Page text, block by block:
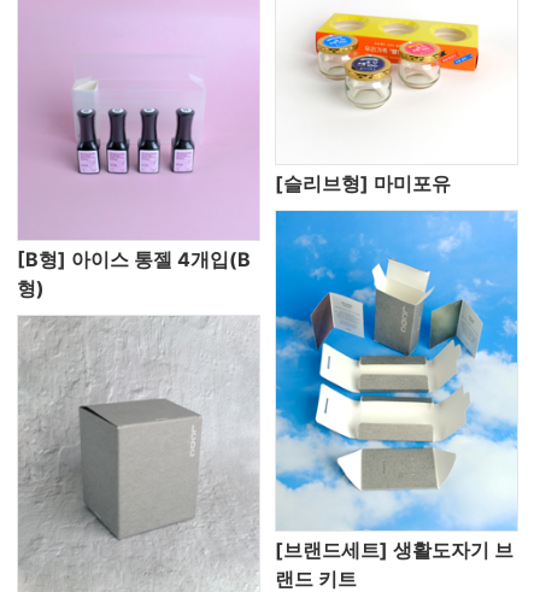
[B형] 아이스 통젤 4개입(B
형)
[슬리브형] 마미포유
[브랜드세트] 생활도자기 브
랜드 키트